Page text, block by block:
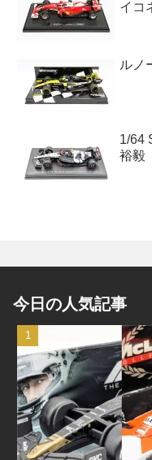
イコ
ルノ
1/64
裕毅
今日の人気記事